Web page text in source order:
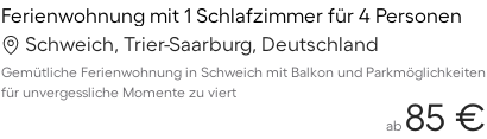
Ferienwohnung mit 1 Schlafzimmer für 4 Personen
Schweich, Trier-Saarburg, Deutschland
Gemütliche Ferienwohnung in Schweich mit Balkon und Parkmöglichkeiten
für unvergessliche Momente zu viert
ab 85 €